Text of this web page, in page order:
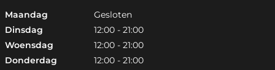
Maandag
Dinsdag
Woensdag
Donderdag
Gesloten
12:00 - 21:00
12:00 - 21:00
12:00 - 21:00